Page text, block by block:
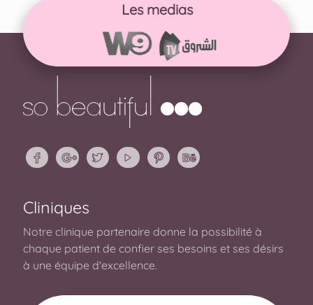
Les medias
Cliniques
Notre clinique partenaire donne la possibilité à
chaque patient de confier ses besoins et ses désirs
à une équipe d'excellence.